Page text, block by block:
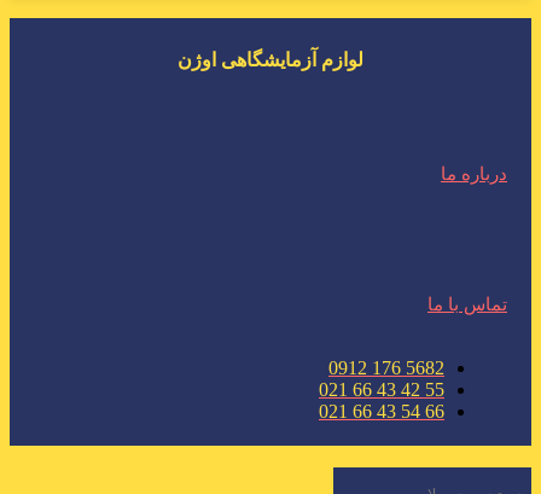
لوازم آزمایشگاهی اوژن
درباره ما
تماس با ما
5682 176 0912
55 42 43 66 021
66 54 43 66 021